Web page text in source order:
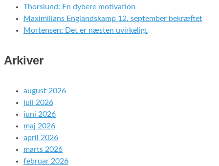
Thorslund: En dybere motivation
Maximilians Englandskamp 12. september bekræftet
Mortensen: Det er næsten uvirkeligt
Arkiver
august 2026
juli 2026
juni 2026
maj 2026
april 2026
marts 2026
februar 2026